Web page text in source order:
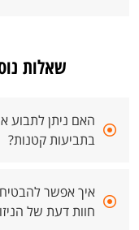
שאלות
האם ניתן לתבוע
בתביעות קטנות?
איך אפשר
חוות דעת של